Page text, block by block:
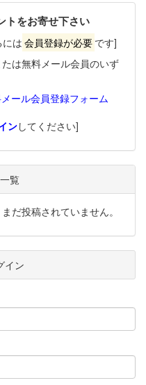
トをお寄せ下さい
は 会員登録が必要 です]
は無料メール会員のいず
ール会員登録フォーム
ンしてください]
覧
だ投稿されていません。
イン